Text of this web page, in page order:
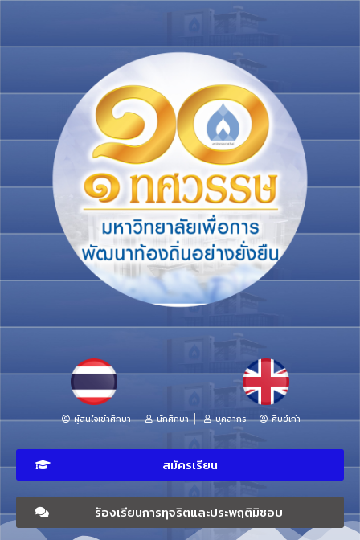
ผู้สนใจเข้าศึกษา นักศึกษา บุคลากร ศิษย์เก่า
สมัครเรียน
ร้องเรียนการทุจริตและประพฤติมิชอบ